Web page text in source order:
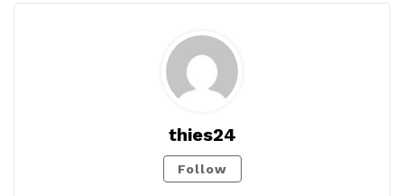
thies24
Follow